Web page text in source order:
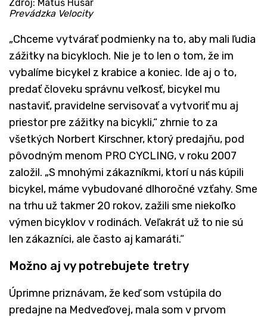
Zdroj: Matúš Husár
Prevádzka Velocity
„Chceme vytvárať podmienky na to, aby mali ľudia
zážitky na bicykloch. Nie je to len o tom, že im
vybalíme bicykel z krabice a koniec. Ide aj o to,
predať človeku správnu veľkosť, bicykel mu
nastaviť, pravidelne servisovať a vytvoriť mu aj
priestor pre zážitky na bicykli,“ zhrnie to za
všetkých Norbert Kirschner, ktorý predajňu, pod
pôvodným menom PRO CYCLING, v roku 2007
založil. „S mnohými zákazníkmi, ktorí u nás kúpili
bicykel, máme vybudované dlhoročné vzťahy. Sme
na trhu už takmer 20 rokov, zažili sme niekoľko
výmen bicyklov v rodinách. Veľakrát už to nie sú
len zákazníci, ale často aj kamaráti.“
Možno aj vy potrebujete tretry
Úprimne priznávam, že keď som vstúpila do
predajne na Medveďovej, mala som v prvom